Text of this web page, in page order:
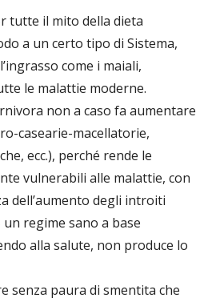
tutte il mito della dieta
a un certo tipo di Sistema,
come i maiali,
le malattie moderne.
non a caso fa aumentare
casearie-macellatorie,
ecc.), perché rende le
vulnerabili alle malattie, con
dell’aumento degli introiti
regime sano a base
alla salute, non produce lo
senza paura di smentita che